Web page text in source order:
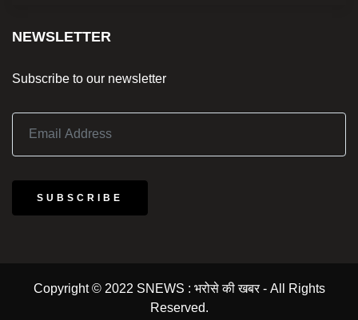
NEWSLETTER
Subscribe to our newsletter
SUBSCRIBE
Copyright © 2022 SNEWS : भरोसे की खबर - All Rights
Reserved.